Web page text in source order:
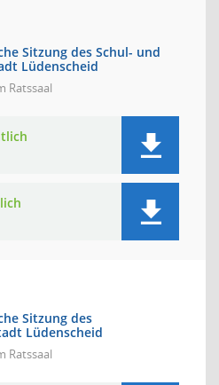
Sitzung des Schul- und
Lüdenscheid
Ratssaal
Sitzung des
Lüdenscheid
Ratssaal